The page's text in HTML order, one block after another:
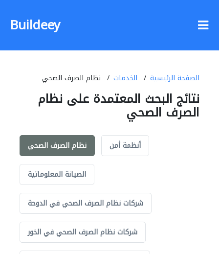
Buildeey
الصفحة الرئيسية الخدمات نظام الصرف الصحي
نتائج البحث المعتمدة على نظام
الصرف الصحي
نظام الصرف الصحي أنظمة أمن
الصيانة المعلوماتية
شركات نظام الصرف الصحي في الدوحة
شركات نظام الصرف الصحي في الخور